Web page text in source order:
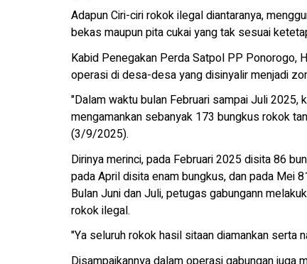
Adapun Ciri-ciri rokok ilegal diantaranya,
bekas maupun pita cukai yang tak sesuai
Kabid Penegakan Perda Satpol PP Ponorogo,
operasi di desa-desa yang disinyalir menjadi
"Dalam waktu bulan Februari sampai Juli
mengamankan sebanyak 173 bungkus rokok
(3/9/2025).
Dirinya merinci, pada Februari 2025 disita 86
pada April disita enam bungkus, dan pada Mei
Bulan Juni dan Juli, petugas gabungann
rokok ilegal.
"Ya seluruh rokok hasil sitaan diamankan serta